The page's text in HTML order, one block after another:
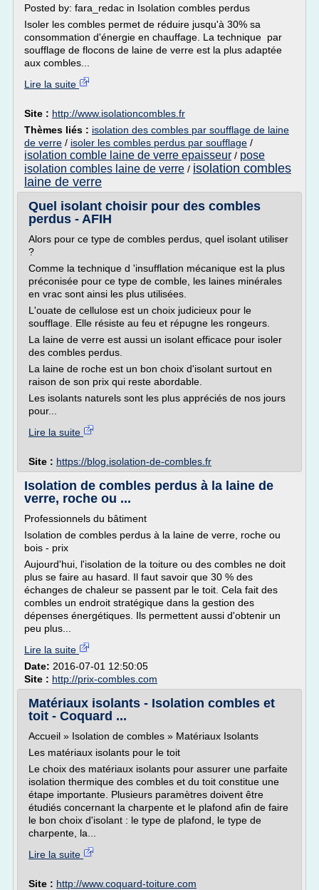
Posted by: fara_redac in Isolation combles perdus
Isoler les combles permet de réduire jusqu'à 30% sa
consommation d'énergie en chauffage. La technique par
soufflage de flocons de laine de verre est la plus adaptée
aux combles...
Lire la suite
Site : http://www.isolationcombles.fr
Thèmes liés : isolation des combles par soufflage de laine
de verre / isoler les combles perdus par soufflage /
isolation comble laine de verre epaisseur / pose
isolation combles laine de verre / isolation combles
laine de verre
Quel isolant choisir pour des combles
perdus - AFIH
Alors pour ce type de combles perdus, quel isolant utiliser
?
Comme la technique d 'insufflation mécanique est la plus
préconisée pour ce type de comble, les laines minérales
en vrac sont ainsi les plus utilisées.
L'ouate de cellulose est un choix judicieux pour le
soufflage. Elle résiste au feu et répugne les rongeurs.
La laine de verre est aussi un isolant efficace pour isoler
des combles perdus.
La laine de roche est un bon choix d'isolant surtout en
raison de son prix qui reste abordable.
Les isolants naturels sont les plus appréciés de nos jours
pour...
Lire la suite
Site : https://blog.isolation-de-combles.fr
Isolation de combles perdus à la laine de
verre, roche ou ...
Professionnels du bâtiment
Isolation de combles perdus à la laine de verre, roche ou
bois - prix
Aujourd'hui, l'isolation de la toiture ou des combles ne doit
plus se faire au hasard. Il faut savoir que 30 % des
échanges de chaleur se passent par le toit. Cela fait des
combles un endroit stratégique dans la gestion des
dépenses énergétiques. Ils permettent aussi d'obtenir un
peu plus...
Lire la suite
Date: 2016-07-01 12:50:05
Site : http://prix-combles.com
Matériaux isolants - Isolation combles et
toit - Coquard ...
Accueil » Isolation de combles » Matériaux Isolants
Les matériaux isolants pour le toit
Le choix des matériaux isolants pour assurer une parfaite
isolation thermique des combles et du toit constitue une
étape importante. Plusieurs paramètres doivent être
étudiés concernant la charpente et le plafond afin de faire
le bon choix d'isolant : le type de plafond, le type de
charpente, la...
Lire la suite
Site : http://www.coquard-toiture.com